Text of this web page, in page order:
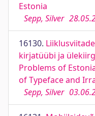
Estonia
Sepp, Silver
16130.
kirjatüübi ja
Problems of
of Typeface and
Sepp, Silver